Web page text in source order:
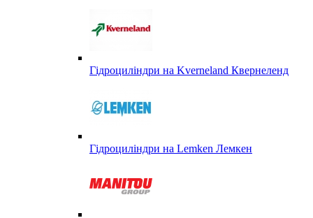
Гідроциліндри на Kverneland Квернеленд
Гідроциліндри на Lemken Лемкен